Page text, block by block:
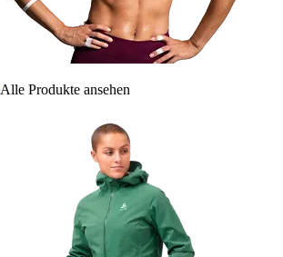
Alle Produkte ansehen